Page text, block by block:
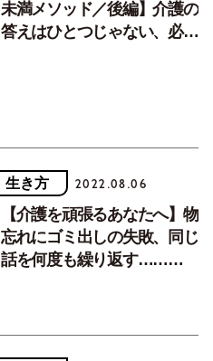
未満メソッド／後編】介護の
答えはひとつじゃない、必要
生き方 2022.08.06
【介護を頑張るあなたへ】物
忘れにゴミ出しの失敗、同じ
話を何度も繰り返す……